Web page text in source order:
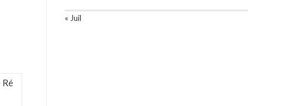
« Juil